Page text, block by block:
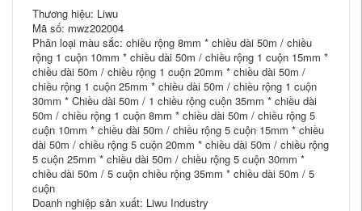
Thương hiệu: Liwu
Mã số: mwz202004
Phân loại màu sắc: chiều rộng 8mm * chiều dài 50m / chiều
rộng 1 cuộn 10mm * chiều dài 50m / chiều rộng 1 cuộn 15mm *
chiều dài 50m / chiều rộng 1 cuộn 20mm * chiều dài 50m /
chiều rộng 1 cuộn 25mm * chiều dài 50m / chiều rộng 1 cuộn
30mm * Chiều dài 50m / 1 chiều rộng cuộn 35mm * chiều dài
50m / chiều rộng 1 cuộn 8mm * chiều dài 50m / chiều rộng 5
cuộn 10mm * chiều dài 50m / chiều rộng 5 cuộn 15mm * chiều
dài 50m / chiều rộng 5 cuộn 20mm * chiều dài 50m / chiều rộng
5 cuộn 25mm * chiều dài 50m / chiều rộng 5 cuộn 30mm *
chiều dài 50m / 5 cuộn chiều rộng 35mm * chiều dài 50m / 5
cuộn
Doanh nghiệp sản xuất: Liwu Industry